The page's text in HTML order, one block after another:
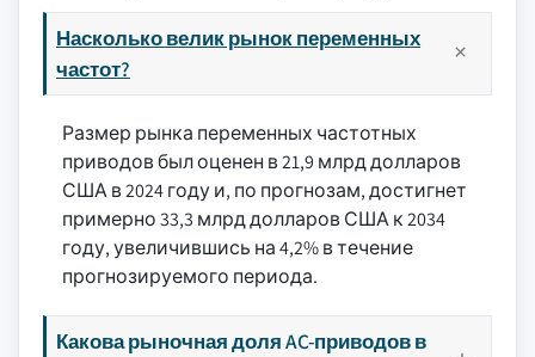
Насколько велик рынок переменных
частот?
Размер рынка переменных частотных
приводов был оценен в 21,9 млрд долларов
США в 2024 году и, по прогнозам, достигнет
примерно 33,3 млрд долларов США к 2034
году, увеличившись на 4,2% в течение
прогнозируемого периода.
Какова рыночная доля AC-приводов в